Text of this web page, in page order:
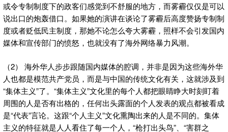
或令专制制度下的政客们感觉到不舒服的地方，而雾霾仅仅是可以
说出口的炮轰借口。如果她的演讲在谈论了雾霾后高度赞扬专制制
度或者贬低民主制度，那她不论怎么夸大雾霾，照样不会引发国内
媒体和宣传部门的愤怒，也就没有了海外网络暴力风潮。
（2） 海外华人步步跟随国内媒体的腔调，并非是因为这些海外华
人也都是模范共产党员，而是与中国的传统文化有关，这就涉及到
“集体主义”了。“集体主义”文化里的每个人都把眼睛睁大时刻盯着
周围的人是否有出格的，任何出头露面的个人发表的观点都被看成
是“代表”言论。这跟“个人主义”文化熏陶出来的人是不同的。集体
主义的特征就是人人看住了每一个人，“枪打出头鸟”、“害群之